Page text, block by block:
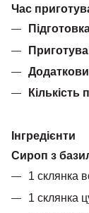
Час
Кількість
Інгредієнти
Сироп з
1 склянка
1 склянка